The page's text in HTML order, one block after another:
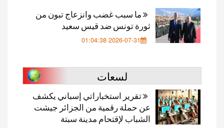
ما سبب غضب وانزعاج تبون من
ثورة تونس ضد قيس سعيد
2026-07-31 01:04:38
لسعات
تقرير استخباراتي إسباني يكشف
عن حملة رقمية من الجزائر جيشت
الشباب لإقتحام مدينة سبتة